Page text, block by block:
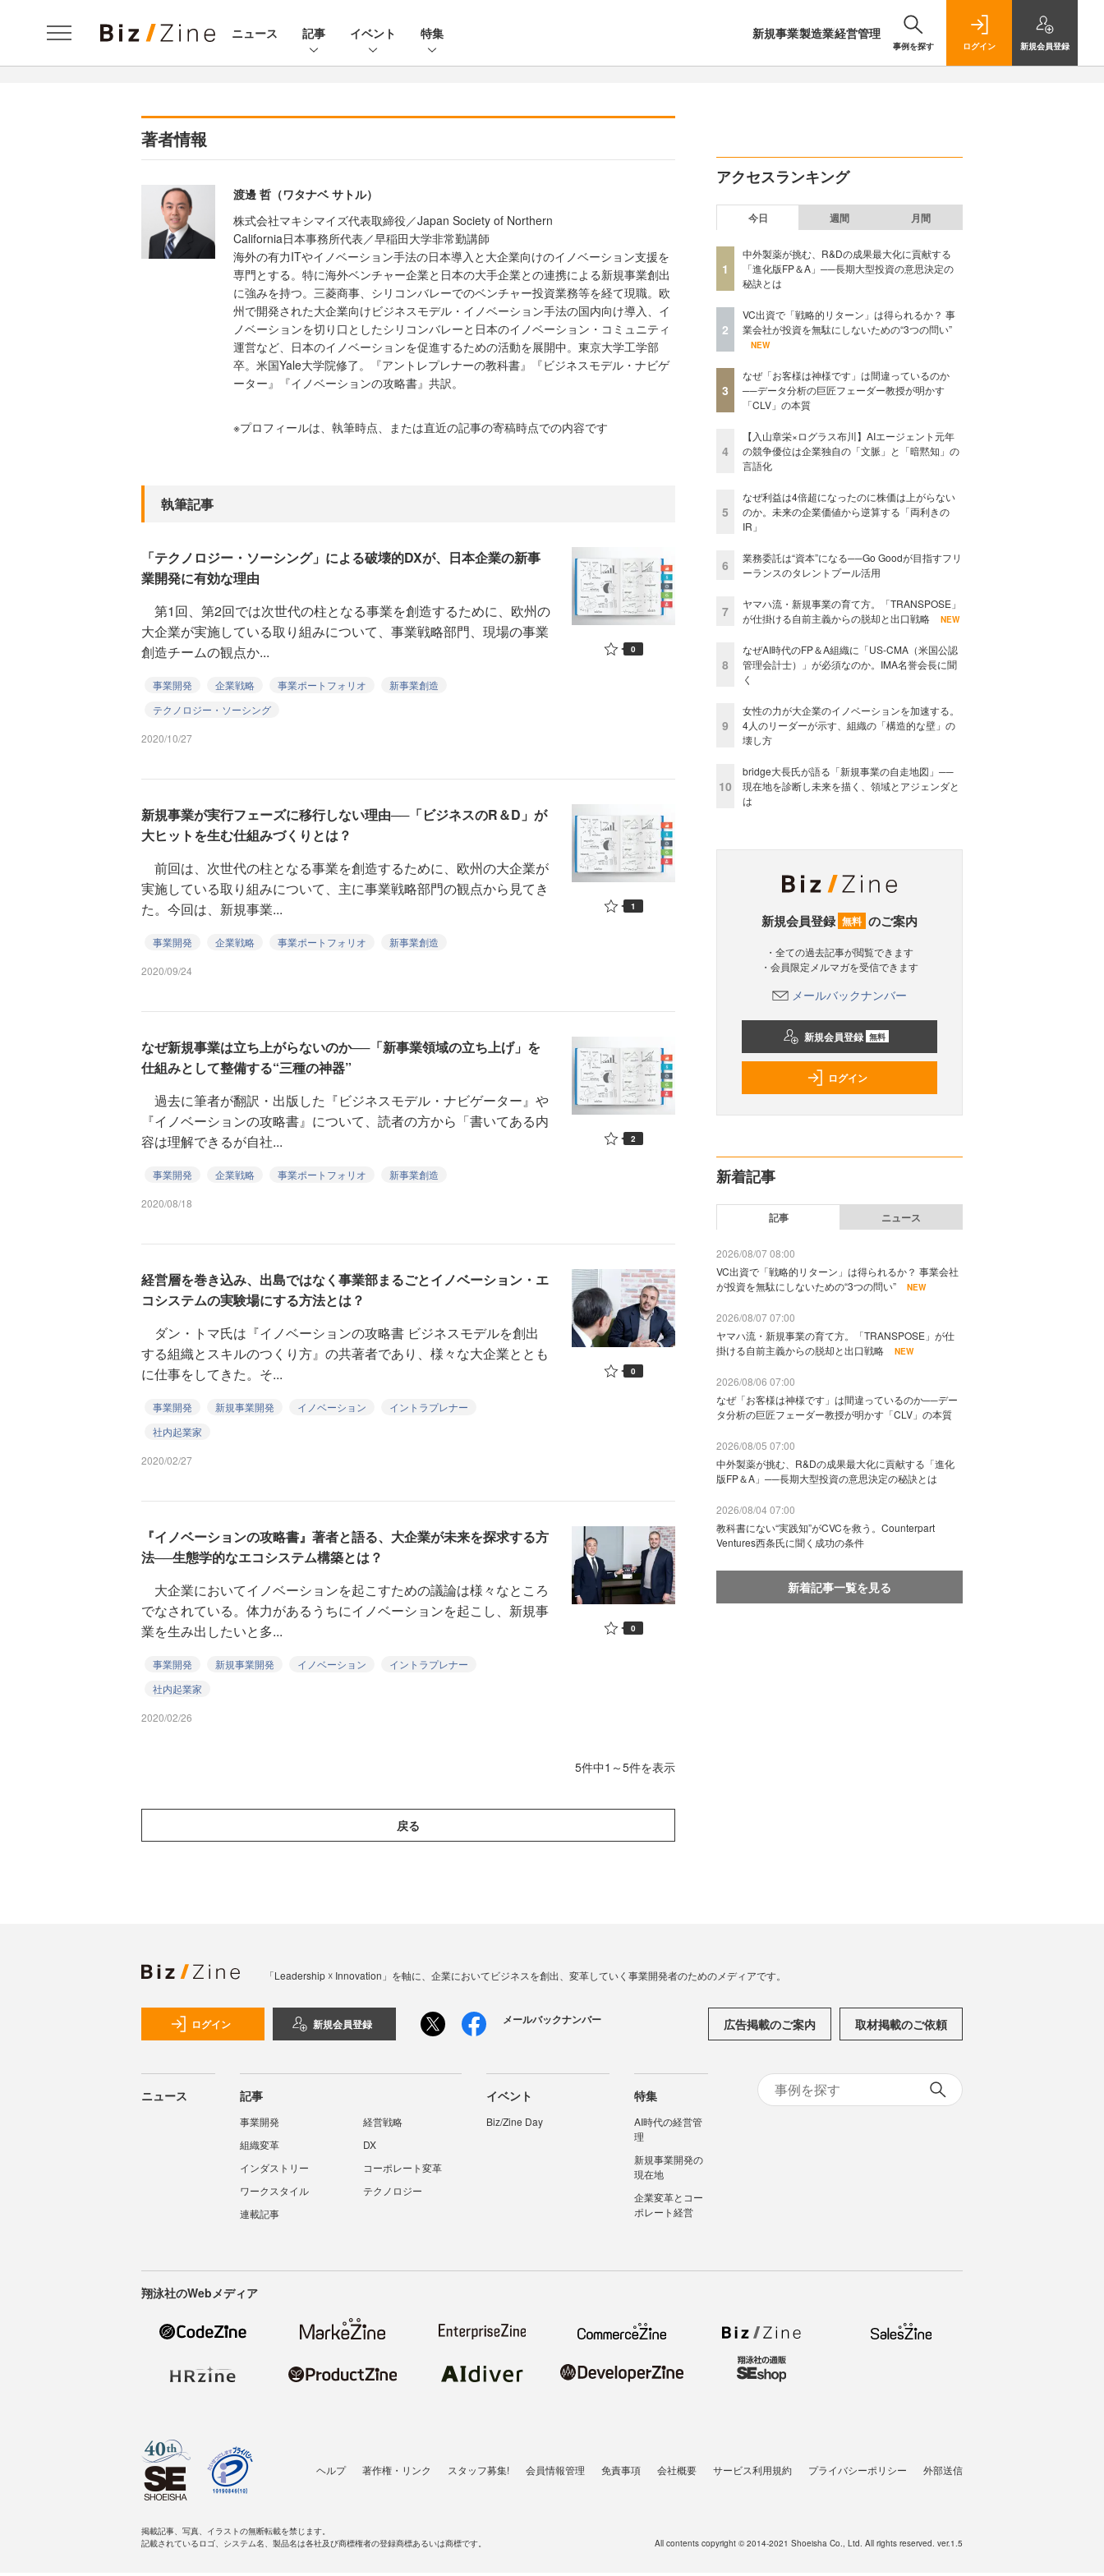
ニュース 記事 イベント 特集 新規事業製造業経営管理
事例を探す ログイン 新規会員登録
著者情報
渡邊 哲（ワタナベ サトル）
株式会社マキシマイズ代表取締役／Japan Society of Northern
California日本事務所代表／早稲田大学非常勤講師
海外の有力ITやイノベーション手法の日本導入と大企業向けのイノベーション支援を
専門とする。特に海外ベンチャー企業と日本の大手企業との連携による新規事業創出
に強みを持つ。三菱商事、シリコンバレーでのベンチャー投資業務等を経て現職。欧
州で開発された大企業向けビジネスモデル・イノベーション手法の国内向け導入、イ
ノベーションを切り口としたシリコンバレーと日本のイノベーション・コミュニティ
運営など、日本のイノベーションを促進するための活動を展開中。東京大学工学部
卒。米国Yale大学院修了。『アントレプレナーの教科書』『ビジネスモデル・ナビゲ
ーター』『イノベーションの攻略書』共訳。
※プロフィールは、執筆時点、または直近の記事の寄稿時点での内容です
執筆記事
「テクノロジー・ソーシング」による破壊的DXが、日本企業の新事
業開発に有効な理由
第1回、第2回では次世代の柱となる事業を創造するために、欧州の
大企業が実施している取り組みについて、事業戦略部門、現場の事業
創造チームの観点か...
事業開発 企業戦略 事業ポートフォリオ
新事業創造
テクノロジー・ソーシング
2020/10/27
0
新規事業が実行フェーズに移行しない理由──「ビジネスのR＆D」が
大ヒットを生む仕組みづくりとは？
前回は、次世代の柱となる事業を創造するために、欧州の大企業が
実施している取り組みについて、主に事業戦略部門の観点から見てき
た。今回は、新規事業...
事業開発 企業戦略 事業ポートフォリオ 新事業創造
2020/09/24
1
なぜ新規事業は立ち上がらないのか──「新事業領域の立ち上げ」を
仕組みとして整備する“三種の神器”
過去に筆者が翻訳・出版した『ビジネスモデル・ナビゲーター』や
『イノベーションの攻略書』について、読者の方から「書いてある内
容は理解できるが自社...
事業開発 企業戦略 事業ポートフォリオ 新事業創造
2020/08/18
2
経営層を巻き込み、出島ではなく事業部まるごとイノベーション・エ
コシステムの実験場にする方法とは？
ダン・トマ氏は『イノベーションの攻略書 ビジネスモデルを創出
する組織とスキルのつくり方』の共著者であり、様々な大企業ととも
に仕事をしてきた。そ...
事業開発 新規事業開発 イノベーション
イントラプレナー
社内起業家
2020/02/27
0
『イノベーションの攻略書』著者と語る、大企業が未来を探求する方
法──生態学的なエコシステム構築とは？
大企業においてイノベーションを起こすための議論は様々なところ
でなされている。体力があるうちにイノベーションを起こし、新規事
業を生み出したいと多...
事業開発 新規事業開発 イノベーション
イントラプレナー
社内起業家
2020/02/26
0
5件中1～5件を表示
戻る
アクセスランキング
今日 週間 月間
1
中外製薬が挑む、R&Dの成果最大化に貢献する
「進化版FP＆A」──長期大型投資の意思決定の
秘訣とは
2
VC出資で「戦略的リターン」は得られるか？ 事
業会社が投資を無駄にしないための“3つの問い”
NEW
3
なぜ「お客様は神様です」は間違っているのか
──データ分析の巨匠フェーダー教授が明かす
「CLV」の本質
4
【入山章栄×ログラス布川】AIエージェント元年
の競争優位は企業独自の「文脈」と「暗黙知」の
言語化
5
なぜ利益は4倍超になったのに株価は上がらない
のか。未来の企業価値から逆算する「両利きの
IR」
6
業務委託は“資本”になる──Go Goodが目指すフリ
ーランスのタレントプール活用
7
ヤマハ流・新規事業の育て方。「TRANSPOSE」
が仕掛ける自前主義からの脱却と出口戦略
NEW
8
なぜAI時代のFP＆A組織に「US-CMA（米国公認
管理会計士）」が必須なのか。IMA名誉会長に聞
く
9
女性の力が大企業のイノベーションを加速する。
4人のリーダーが示す、組織の「構造的な壁」の
壊し方
10
bridge大長氏が語る「新規事業の自走地図」──
現在地を診断し未来を描く、領域とアジェンダと
は
新規会員登録 無料 のご案内
・全ての過去記事が閲覧できます
・会員限定メルマガを受信できます
メールバックナンバー
新規会員登録 無料
ログイン
新着記事
記事 ニュース
2026/08/07 08:00
VC出資で「戦略的リターン」は得られるか？ 事業会社
が投資を無駄にしないための“3つの問い”
NEW
2026/08/07 07:00
ヤマハ流・新規事業の育て方。「TRANSPOSE」が仕
掛ける自前主義からの脱却と出口戦略
NEW
2026/08/06 07:00
なぜ「お客様は神様です」は間違っているのか──デー
タ分析の巨匠フェーダー教授が明かす「CLV」の本質
2026/08/05 07:00
中外製薬が挑む、R&Dの成果最大化に貢献する「進化
版FP＆A」──長期大型投資の意思決定の秘訣とは
2026/08/04 07:00
教科書にない“実践知”がCVCを救う。Counterpart
Ventures西条氏に聞く成功の条件
新着記事一覧を見る
「Leadership ☓ Innovation」を軸に、企業においてビジネスを創出、変革していく事業開発者のためのメディアです。
ログイン 新規会員登録 メールバックナンバー 広告掲載のご案内 取材掲載のご依頼
ニュース 記事
事業開発
経営戦略
組織変革
DX
インダストリー
コーポレート変革
ワークスタイル
テクノロジー
連載記事
イベント
Biz/Zine Day
特集
AI時代の経営管
理
新規事業開発の
現在地
企業変革とコー
ポレート経営
翔泳社のWebメディア
ヘルプ 著作権・リンク スタッフ募集! 会員情報管理 免責事項 会社概要 サービス利用規約 プライバシーポリシー 外部送信
掲載記事、写真、イラストの無断転載を禁じます。
記載されているロゴ、システム名、製品名は各社及び商標権者の登録商標あるいは商標です。
All contents copyright © 2014-2021 Shoeisha Co., Ltd. All rights reserved. ver.1.5